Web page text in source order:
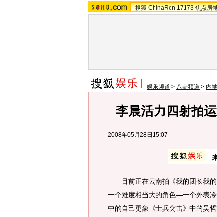
搜狐 ChinaRen 17173 焦点房
娱乐频道 > 八卦频道 > 内
李晨活力四射拍
2008年05月28日15:07
目前正在云南拍《我的团长我的
一个难度相当大的角色—一个外表
中的自己更象《士兵突击》中的吴